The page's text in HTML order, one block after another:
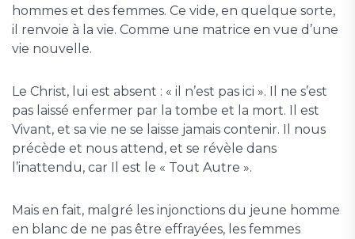
hommes et des femmes. Ce vide, en quelque sorte,
il renvoie à la vie. Comme une matrice en vue d’une
vie nouvelle.
Le Christ, lui est absent : « il n’est pas ici ». Il ne s’est
pas laissé enfermer par la tombe et la mort. Il est
Vivant, et sa vie ne se laisse jamais contenir. Il nous
précède et nous attend, et se révèle dans
l’inattendu, car Il est le « Tout Autre ».
Mais en fait, malgré les injonctions du jeune homme
en blanc de ne pas être effrayées, les femmes